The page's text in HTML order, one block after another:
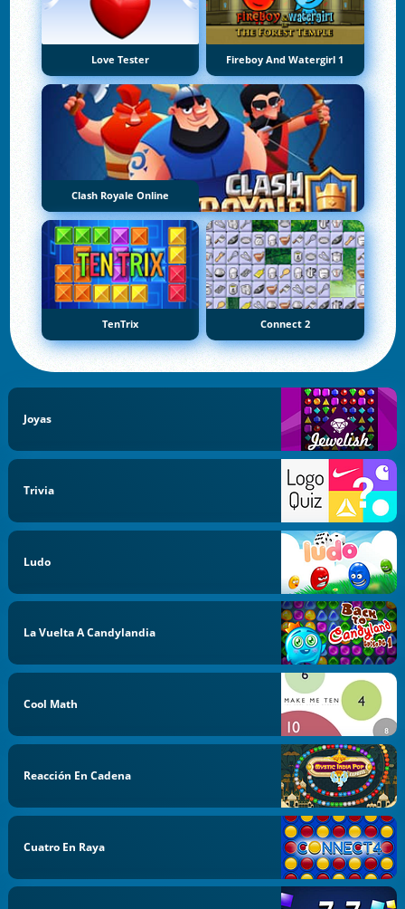
Love Tester Fireboy And Watergirl 1
Clash Royale Online
TenTrix Connect 2
Joyas
Trivia
Ludo
La Vuelta A Candylandia
Cool Math
Reacción En Cadena
Cuatro En Raya